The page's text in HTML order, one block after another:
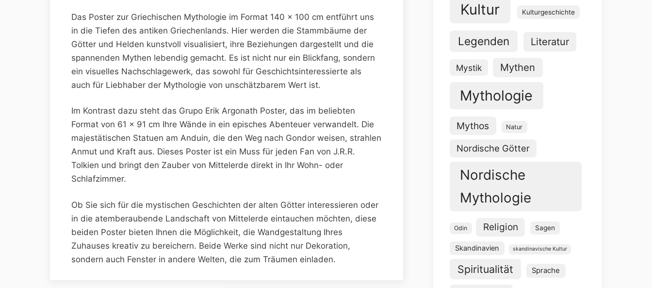
Das Poster zur Griechischen Mythologie im Format 140 x 100 cm entführt uns
in die Tiefen des antiken Griechenlands. Hier werden die Stammbäume der
Götter und Helden kunstvoll visualisiert, ihre Beziehungen dargestellt und die
spannenden Mythen lebendig gemacht. Es ist nicht nur ein Blickfang, sondern
ein visuelles Nachschlagewerk, das sowohl für Geschichtsinteressierte als
auch für Liebhaber der Mythologie von unschätzbarem Wert ist.
Im Kontrast dazu steht das Grupo Erik Argonath Poster, das im beliebten
Format von 61 x 91 cm Ihre Wände in ein episches Abenteuer verwandelt. Die
majestätischen Statuen am Anduin, die den Weg nach Gondor weisen, strahlen
Anmut und Kraft aus. Dieses Poster ist ein Muss für jeden Fan von J.R.R.
Tolkien und bringt den Zauber von Mittelerde direkt in Ihr Wohn- oder
Schlafzimmer.
Ob Sie sich für die mystischen Geschichten der alten Götter interessieren oder
in die atemberaubende Landschaft von Mittelerde eintauchen möchten, diese
beiden Poster bieten Ihnen die Möglichkeit, die Wandgestaltung Ihres
Zuhauses kreativ zu bereichern. Beide Werke sind nicht nur Dekoration,
sondern auch Fenster in andere Welten, die zum Träumen einladen.
Kultur Kulturgeschichte
Legenden Literatur
Mystik Mythen
Mythologie
Mythos Natur
Nordische Götter
Nordische
Mythologie
Odin Religion Sagen
Skandinavien skandinavische Kultur
Spiritualität Sprache